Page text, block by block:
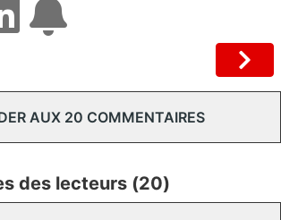
AUX 20 COMMENTAIRES
des lecteurs (20)